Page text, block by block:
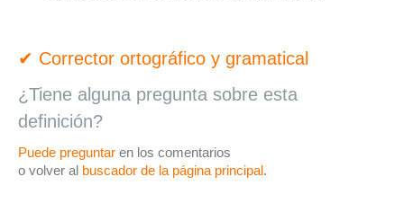
✔ Corrector ortográfico y gramatical
¿Tiene alguna pregunta sobre esta
definición?
Puede preguntar en los comentarios
o volver al buscador de la página principal.